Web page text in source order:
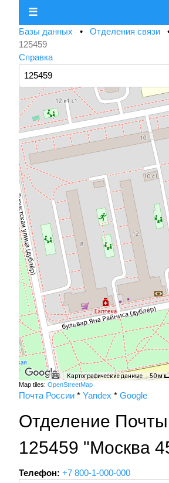
☰
Базы данных • Отделения связи
125459
Справка
Картографические данные 50 м
Map tiles: OpenStreetMap
Почта России * Yandex * Google
Отделение
125459 "Москва
Телефон: +7 800-1-000-000